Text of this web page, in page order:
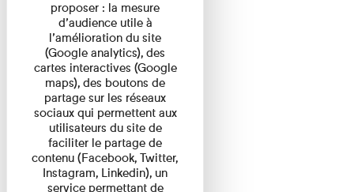
proposer : la mesure
d’audience utile à
l’amélioration du site
(Google analytics), des
cartes interactives (Google
maps), des boutons de
partage sur les réseaux
sociaux qui permettent aux
utilisateurs du site de
faciliter le partage de
contenu (Facebook, Twitter,
Instagram, Linkedin), un
service permettant de